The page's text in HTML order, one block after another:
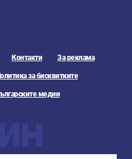
Контакти За реклама
за бисквитките
медии